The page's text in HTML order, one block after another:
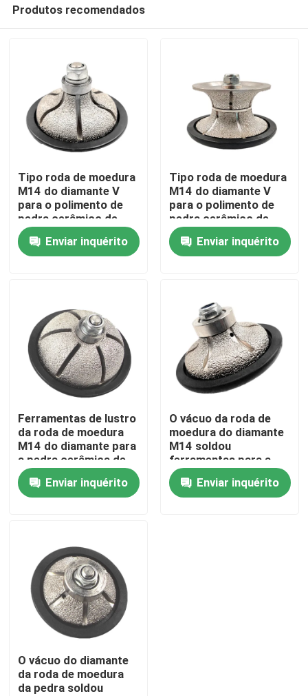
Produtos
Vídeos
Sobre nós
Excursão da fábrica
Contacte-nos
Peça umas citações
Diamond Saw Blade galvanizado
Produtos recomendados
Tipo roda de moedura
M14 do diamante V
para o polimento de
pedra cerâmico de
mármore do granito
Enviar inquérito
Tipo roda de moedura
M14 do diamante V
para o polimento de
pedra cerâmico de
mármore do granito
Enviar inquérito
Ferramentas de lustro
da roda de moedura
M14 do diamante para
a pedra cerâmica de
mármore do granito
Enviar inquérito
O vácuo da roda de
moedura do diamante
M14 soldou
ferramentas para a
pedra cerâmica de
mármore do granito
Enviar inquérito
O vácuo do diamante
da roda de moedura
da pedra soldou